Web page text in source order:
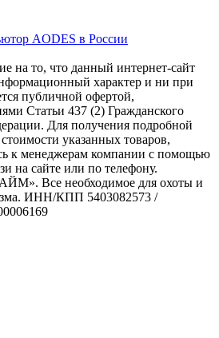
AODES в России
на то, что данный интернет-сайт
характер и ни при
публичной офертой,
Статьи 437 (2) Гражданского
Для получения подробной
указанных товаров,
к менеджерам компании с помощью
на сайте или по телефону.
Все необходимое для охоты и
ИНН/КПП 5403082573 /